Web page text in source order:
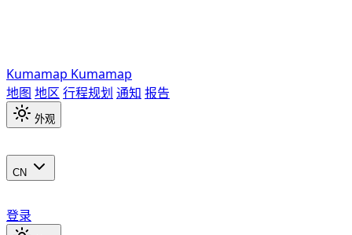
Kumamap Kumamap
地图 地区 行程规划 通知 报告
外观
CN
登录